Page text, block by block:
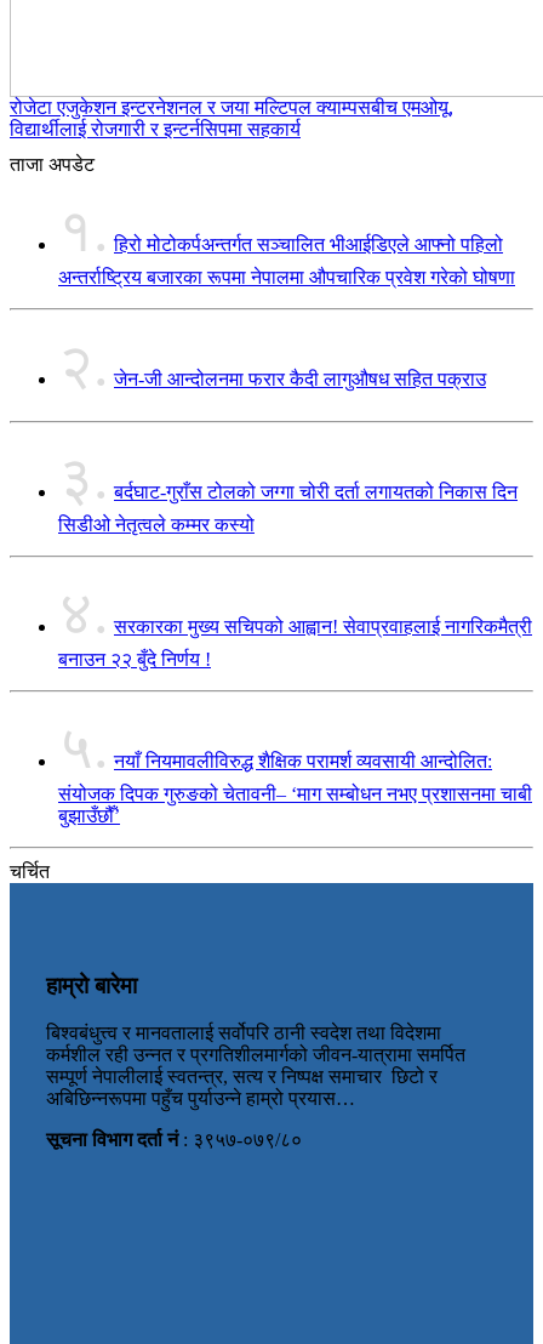
रोजेटा एजुकेशन इन्टरनेशनल र जया मल्टिपल क्याम्पसबीच एमओयू,
विद्यार्थीलाई रोजगारी र इन्टर्नसिपमा सहकार्य
ताजा अपडेट
१. हिरो मोटोकर्पअन्तर्गत सञ्चालित भीआईडिएले आफ्नो पहिलो
अन्तर्राष्ट्रिय बजारका रूपमा नेपालमा औपचारिक प्रवेश गरेको घोषणा
२. जेन-जी आन्दोलनमा फरार कैदी लागुऔषध सहित पक्राउ
३. बर्दघाट-गुराँस टोलको जग्गा चोरी दर्ता लगायतको निकास दिन
सिडीओ नेतृत्वले कम्मर कस्यो
४. सरकारका मुख्य सचिपको आह्वान! सेवाप्रवाहलाई नागरिकमैत्री
बनाउन २२ बुँदे निर्णय !
५. नयाँ नियमावलीविरुद्ध शैक्षिक परामर्श व्यवसायी आन्दोलित:
संयोजक दिपक गुरुङको चेतावनी– ‘माग सम्बोधन नभए प्रशासनमा चाबी
बुझाउँछौँ’
चर्चित
हाम्रो बारेमा
बिश्वबंधुत्त्व र मानवतालाई सर्वोपरि ठानी स्वदेश तथा विदेशमा
कर्मशील रही उन्नत र प्रगतिशीलमार्गको जीवन-यात्रामा समर्पित
सम्पूर्ण नेपालीलाई स्वतन्त्र, सत्य र निष्पक्ष समाचार छिटो र
अबिछिन्नरूपमा पहुँच पुर्याउन्ने हाम्रो प्रयास…
सूचना विभाग दर्ता नं: ३९५७-०७९/८०